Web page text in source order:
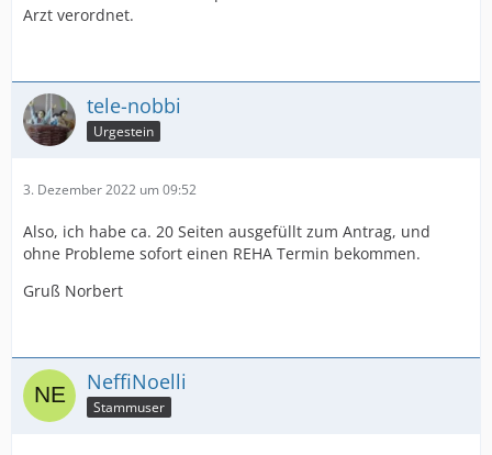
Arzt verordnet.
tele-nobbi
Urgestein
3. Dezember 2022 um 09:52
Also, ich habe ca. 20 Seiten ausgefüllt zum Antrag, und
ohne Probleme sofort einen REHA Termin bekommen.
Gruß Norbert
NeffiNoelli
Stammuser